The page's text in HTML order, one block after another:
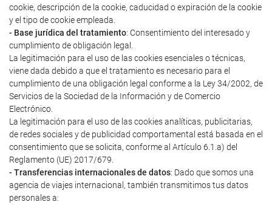
cookie, descripción de la cookie, caducidad o expiración de la cookie
y el tipo de cookie empleada.
- Base jurídica del tratamiento: Consentimiento del interesado y
cumplimiento de obligación legal.
La legitimación para el uso de las cookies esenciales o técnicas,
viene dada debido a que el tratamiento es necesario para el
cumplimiento de una obligación legal conforme a la Ley 34/2002, de
Servicios de la Sociedad de la Información y de Comercio
Electrónico.
La legitimación para el uso de las cookies analíticas, publicitarias,
de redes sociales y de publicidad comportamental está basada en el
consentimiento que se solicita, conforme al Artículo 6.1.a) del
Reglamento (UE) 2017/679.
- Transferencias internacionales de datos: Dado que somos una
agencia de viajes internacional, también transmitimos tus datos
personales a: